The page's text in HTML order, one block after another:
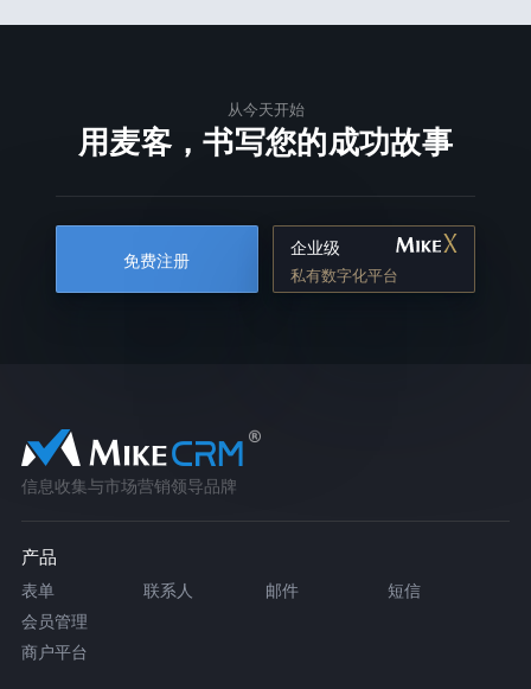
从今天开始
用麦客，书写您的成功故事
免费注册
企业级
私有数字化平台
信息收集与市场营销领导品牌
产品
表单 联系人 邮件
短信
会员管理
商户平台